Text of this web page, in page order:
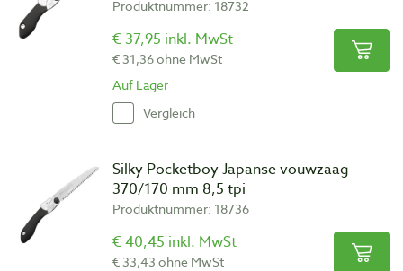
Produktnummer: 18732
€ 37,95 inkl. MwSt
€ 31,36 ohne MwSt
Auf Lager
Vergleich
Silky Pocketboy Japanse vouwzaag
370/170 mm 8,5 tpi
Produktnummer: 18736
€ 40,45 inkl. MwSt
€ 33,43 ohne MwSt